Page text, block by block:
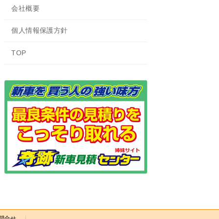
会社概要
個人情報保護方針
TOP